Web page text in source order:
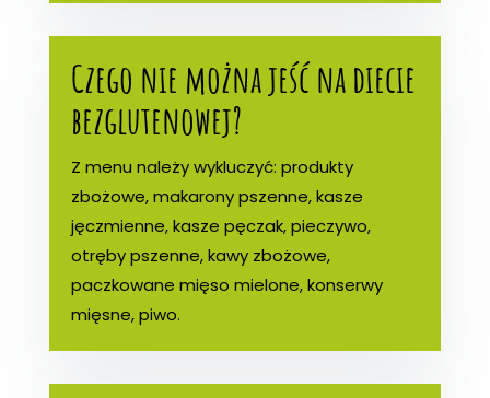
Czego nie można jeść na diecie
bezglutenowej?
Z menu należy wykluczyć: produkty
zbożowe, makarony pszenne, kasze
jęczmienne, kasze pęczak, pieczywo,
otręby pszenne, kawy zbożowe,
paczkowane mięso mielone, konserwy
mięsne, piwo.